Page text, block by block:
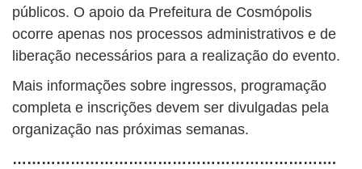
públicos. O apoio da Prefeitura de Cosmópolis
ocorre apenas nos processos administrativos e de
liberação necessários para a realização do evento.
Mais informações sobre ingressos, programação
completa e inscrições devem ser divulgadas pela
organização nas próximas semanas.
………………………………………………………….